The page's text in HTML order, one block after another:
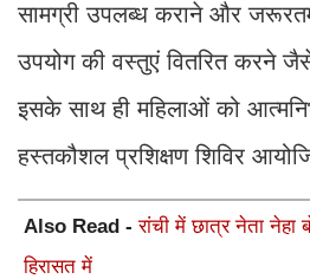
सामग्री उपलब्ध कराने और
उपयोग की वस्तुएं वितरित करने
इसके साथ ही महिलाओं को
हस्तकौशल प्रशिक्षण शिविर
Also Read -रांची में छात्र नेता नेहा
हिरासत में